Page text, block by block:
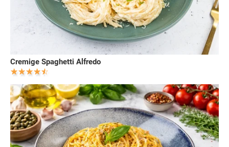
Cremige Spaghetti Alfredo